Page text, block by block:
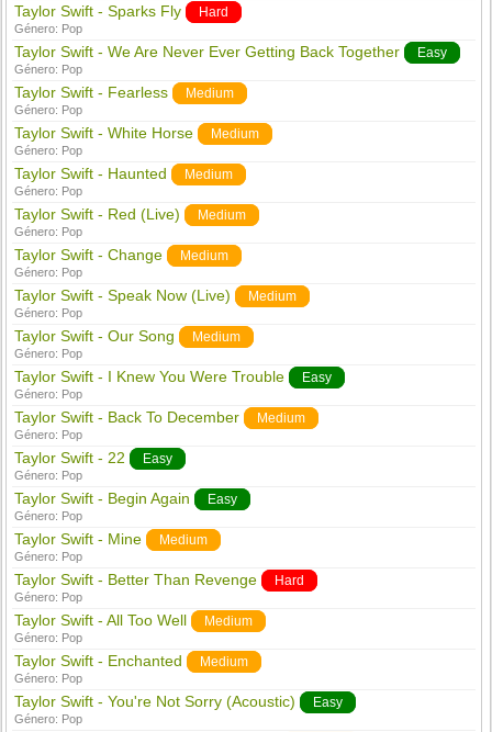
Taylor Swift - Sparks Fly Hard
Género: Pop
Taylor Swift - We Are Never Ever Getting Back Together Easy
Género: Pop
Taylor Swift - Fearless Medium
Género: Pop
Taylor Swift - White Horse Medium
Género: Pop
Taylor Swift - Haunted Medium
Género: Pop
Taylor Swift - Red (Live) Medium
Género: Pop
Taylor Swift - Change Medium
Género: Pop
Taylor Swift - Speak Now (Live) Medium
Género: Pop
Taylor Swift - Our Song Medium
Género: Pop
Taylor Swift - I Knew You Were Trouble Easy
Género: Pop
Taylor Swift - Back To December Medium
Género: Pop
Taylor Swift - 22 Easy
Género: Pop
Taylor Swift - Begin Again Easy
Género: Pop
Taylor Swift - Mine Medium
Género: Pop
Taylor Swift - Better Than Revenge Hard
Género: Pop
Taylor Swift - All Too Well Medium
Género: Pop
Taylor Swift - Enchanted Medium
Género: Pop
Taylor Swift - You're Not Sorry (Acoustic) Easy
Género: Pop